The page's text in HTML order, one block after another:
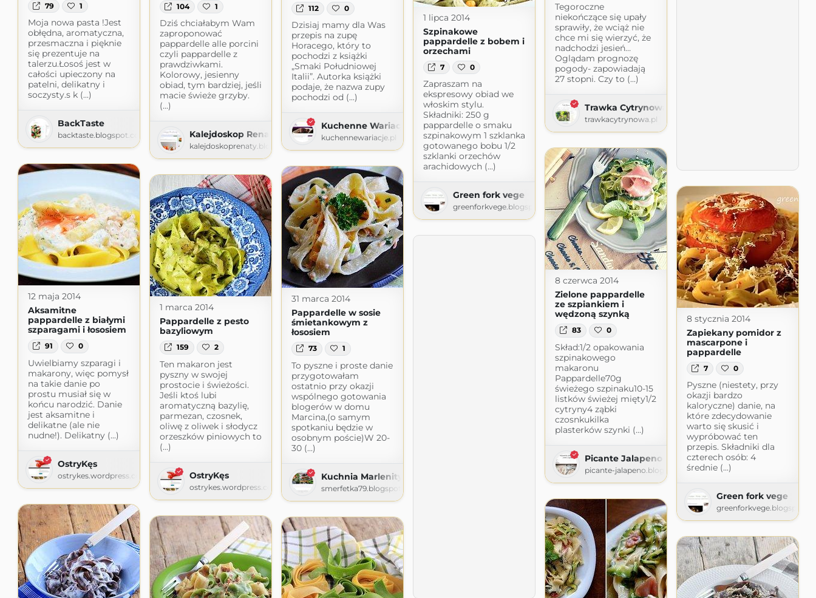
79 1
Moja nowa pasta !Jest
obłędna, aromatyczna,
przesmaczna i pięknie
się prezentuje na
talerzu.Łosoś jest w
całości upieczony na
patelni, delikatny i
soczysty.s k (...)
BackTaste
backtaste.blogspot.com
Tegoroczne
niekończące się upały
sprawiły, że wciąż nie
chce mi się wierzyć, że
nadchodzi jesień…
Oglądam prognozę
pogody- zapowiadają
27 stopni. Czy to (...)
Trawka Cytrynowa
trawkacytrynowa.pl
104 1
Dziś chciałabym Wam
zaproponować
pappardelle alle porcini
czyli pappardelle z
prawdziwkami.
Kolorowy, jesienny
obiad, tym bardziej, jeśli
macie świeże grzyby.
(...)
Kalejdoskop Renaty
kalejdoskoprenaty.blogspot.com
112 0
Dzisiaj mamy dla Was
przepis na zupę
Horacego, który to
pochodzi z książki
„Smaki Południowej
Italii”. Autorka książki
podaje, że nazwa zupy
pochodzi od (...)
Kuchenne Wariacje
kuchennewariacje.pl
1 lipca 2014
Szpinakowe
pappardelle z bobem i
orzechami
7 0
Zapraszam na
ekspresowy obiad we
włoskim stylu.
Składniki: 250 g
pappardelle o smaku
szpinakowym 1 szklanka
gotowanego bobu 1/2
szklanki orzechów
arachidowych (...)
Green fork vege
greenforkvege.blogspot.com
8 czerwca 2014
Zielone pappardelle
ze szpiankiem i
wędzoną szynką
83 0
Skład:1/2 opakowania
szpinakowego
makaronu
Pappardelle70g
świeżego szpinaku10-15
listków świeżej mięty1/2
cytryny4 ząbki
czosnkukilka
plasterków szynki (...)
Picante Jalapeno
picante-jalapeno.blogspot.com
12 maja 2014
Aksamitne
pappardelle z białymi
szparagami i łososiem
91 0
Uwielbiamy szparagi i
makarony, więc pomysł
na takie danie po
prostu musiał się w
końcu narodzić. Danie
jest aksamitne i
delikatne (ale nie
nudne!). Delikatny (...)
OstryKęs
ostrykes.wordpress.com
31 marca 2014
Pappardelle w sosie
śmietankowym z
łososiem
73 1
To pyszne i proste danie
przygotowałam
ostatnio przy okazji
wspólnego gotowania
blogerów w domu
Marcina,(o samym
spotkaniu będzie w
osobnym poście)W 20-
30 (...)
Kuchnia Marlenity
smerfetka79.blogspot.com
1 marca 2014
Pappardelle z pesto
bazyliowym
159 2
Ten makaron jest
pyszny w swojej
prostocie i świeżości.
Jeśli ktoś lubi
aromatyczną bazylię,
parmezan, czosnek,
oliwę z oliwek i słodycz
orzeszków piniowych to
(...)
OstryKęs
ostrykes.wordpress.com
8 stycznia 2014
Zapiekany pomidor z
mascarpone i
pappardelle
7 0
Pyszne (niestety, przy
okazji bardzo
kaloryczne) danie, na
które zdecydowanie
warto się skusić i
wypróbować ten
przepis. Składniki dla
czterech osób: 4
średnie (...)
Green fork vege